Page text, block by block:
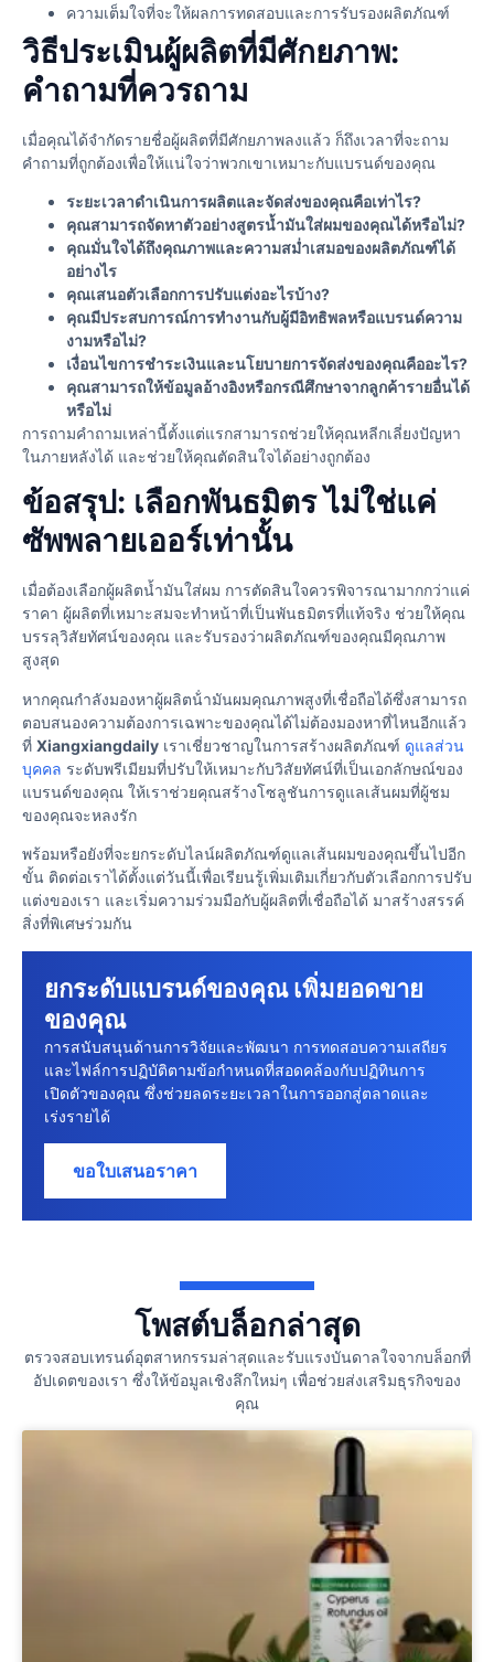
ความเต็มใจที่จะให้ผลการทดสอบและการรับรองผลิตภัณฑ์
วิธีประเมินผู้ผลิตที่มีศักยภาพ:
คำถามที่ควรถาม
เมื่อคุณได้จำกัดรายชื่อผู้ผลิตที่มีศักยภาพลงแล้ว ก็ถึงเวลาที่จะถาม
คำถามที่ถูกต้องเพื่อให้แน่ใจว่าพวกเขาเหมาะกับแบรนด์ของคุณ
ระยะเวลาดำเนินการผลิตและจัดส่งของคุณคือเท่าไร?
คุณสามารถจัดหาตัวอย่างสูตรน้ำมันใส่ผมของคุณได้หรือไม่?
คุณมั่นใจได้ถึงคุณภาพและความสม่ำเสมอของผลิตภัณฑ์ได้
อย่างไร
คุณเสนอตัวเลือกการปรับแต่งอะไรบ้าง?
คุณมีประสบการณ์การทำงานกับผู้มีอิทธิพลหรือแบรนด์ความ
งามหรือไม่?
เงื่อนไขการชำระเงินและนโยบายการจัดส่งของคุณคืออะไร?
คุณสามารถให้ข้อมูลอ้างอิงหรือกรณีศึกษาจากลูกค้ารายอื่นได้
หรือไม่
การถามคำถามเหล่านี้ตั้งแต่แรกสามารถช่วยให้คุณหลีกเลี่ยงปัญหา
ในภายหลังได้ และช่วยให้คุณตัดสินใจได้อย่างถูกต้อง
ข้อสรุป: เลือกพันธมิตร ไม่ใช่แค่
ซัพพลายเออร์เท่านั้น
เมื่อต้องเลือกผู้ผลิตน้ำมันใส่ผม การตัดสินใจควรพิจารณามากกว่าแค่
ราคา ผู้ผลิตที่เหมาะสมจะทำหน้าที่เป็นพันธมิตรที่แท้จริง ช่วยให้คุณ
บรรลุวิสัยทัศน์ของคุณ และรับรองว่าผลิตภัณฑ์ของคุณมีคุณภาพ
สูงสุด
หากคุณกําลังมองหาผู้ผลิตน้ํามันผมคุณภาพสูงที่เชื่อถือได้ซึ่งสามารถ
ตอบสนองความต้องการเฉพาะของคุณได้ไม่ต้องมองหาที่ไหนอีกแล้ว
ที่ Xiangxiangdaily เราเชี่ยวชาญในการสร้างผลิตภัณฑ์ ดูแลส่วน
บุคคล ระดับพรีเมียมที่ปรับให้เหมาะกับวิสัยทัศน์ที่เป็นเอกลักษณ์ของ
แบรนด์ของคุณ ให้เราช่วยคุณสร้างโซลูชันการดูแลเส้นผมที่ผู้ชม
ของคุณจะหลงรัก
พร้อมหรือยังที่จะยกระดับไลน์ผลิตภัณฑ์ดูแลเส้นผมของคุณขึ้นไปอีก
ขั้น ติดต่อเราได้ตั้งแต่วันนี้เพื่อเรียนรู้เพิ่มเติมเกี่ยวกับตัวเลือกการปรับ
แต่งของเรา และเริ่มความร่วมมือกับผู้ผลิตที่เชื่อถือได้ มาสร้างสรรค์
สิ่งที่พิเศษร่วมกัน
ยกระดับแบรนด์ของคุณ เพิ่มยอดขาย
ของคุณ
การสนับสนุนด้านการวิจัยและพัฒนา การทดสอบความเสถียร
และไฟล์การปฏิบัติตามข้อกําหนดที่สอดคล้องกับปฏิทินการ
เปิดตัวของคุณ ซึ่งช่วยลดระยะเวลาในการออกสู่ตลาดและ
เร่งรายได้
ขอใบเสนอราคา
โพสต์บล็อกล่าสุด
ตรวจสอบเทรนด์อุตสาหกรรมล่าสุดและรับแรงบันดาลใจจากบล็อกที่
อัปเดตของเรา ซึ่งให้ข้อมูลเชิงลึกใหม่ๆ เพื่อช่วยส่งเสริมธุรกิจของ
คุณ